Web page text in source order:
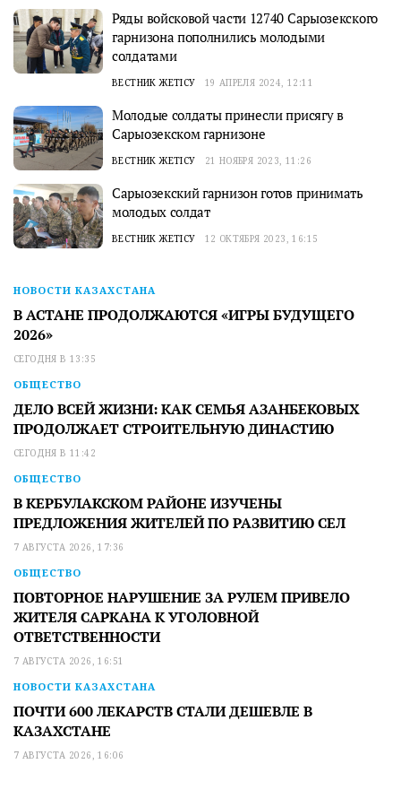
Ряды войсковой части 12740 Сарыозекского
гарнизона пополнились молодыми
солдатами
ВЕСТНИК ЖЕТІСУ 19 АПРЕЛЯ 2024, 12:11
Молодые солдаты принесли присягу в
Сарыозекском гарнизоне
ВЕСТНИК ЖЕТІСУ 21 НОЯБРЯ 2023, 11:26
Сарыозекский гарнизон готов принимать
молодых солдат
ВЕСТНИК ЖЕТІСУ 12 ОКТЯБРЯ 2023, 16:15
НОВОСТИ КАЗАХСТАНА
В АСТАНЕ ПРОДОЛЖАЮТСЯ «ИГРЫ БУДУЩЕГО
2026»
СЕГОДНЯ В 13:35
ОБЩЕСТВО
ДЕЛО ВСЕЙ ЖИЗНИ: КАК СЕМЬЯ АЗАНБЕКОВЫХ
ПРОДОЛЖАЕТ СТРОИТЕЛЬНУЮ ДИНАСТИЮ
СЕГОДНЯ В 11:42
ОБЩЕСТВО
В КЕРБУЛАКСКОМ РАЙОНЕ ИЗУЧЕНЫ
ПРЕДЛОЖЕНИЯ ЖИТЕЛЕЙ ПО РАЗВИТИЮ СЕЛ
7 АВГУСТА 2026, 17:36
ОБЩЕСТВО
ПОВТОРНОЕ НАРУШЕНИЕ ЗА РУЛЕМ ПРИВЕЛО
ЖИТЕЛЯ САРКАНА К УГОЛОВНОЙ
ОТВЕТСТВЕННОСТИ
7 АВГУСТА 2026, 16:51
НОВОСТИ КАЗАХСТАНА
ПОЧТИ 600 ЛЕКАРСТВ СТАЛИ ДЕШЕВЛЕ В
КАЗАХСТАНЕ
7 АВГУСТА 2026, 16:06